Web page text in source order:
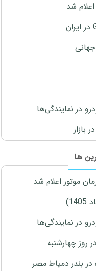
شد
جهانی
بازار
ها
بندر دمیاط مصر